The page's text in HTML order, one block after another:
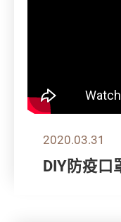
2020.03.31
DIY防疫口